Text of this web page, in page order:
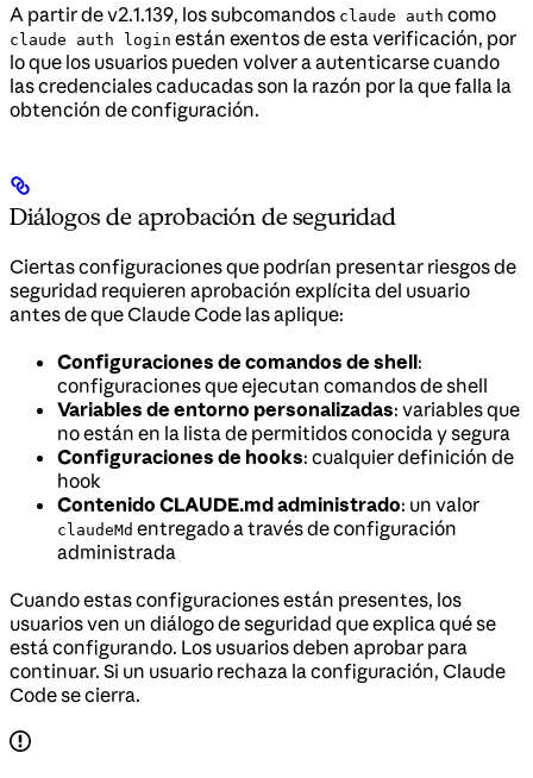
A partir de v2.1.139, los subcomandos claude auth como
claude auth login están exentos de esta verificación, por
lo que los usuarios pueden volver a autenticarse cuando
las credenciales caducadas son la razón por la que falla la
obtención de configuración.
Diálogos de aprobación de seguridad
Ciertas configuraciones que podrían presentar riesgos de
seguridad requieren aprobación explícita del usuario
antes de que Claude Code las aplique:
Configuraciones de comandos de shell:
configuraciones que ejecutan comandos de shell
Variables de entorno personalizadas: variables que
no están en la lista de permitidos conocida y segura
Configuraciones de hooks: cualquier definición de
hook
Contenido CLAUDE.md administrado: un valor
claudeMd entregado a través de configuración
administrada
Cuando estas configuraciones están presentes, los
usuarios ven un diálogo de seguridad que explica qué se
está configurando. Los usuarios deben aprobar para
continuar. Si un usuario rechaza la configuración, Claude
Code se cierra.